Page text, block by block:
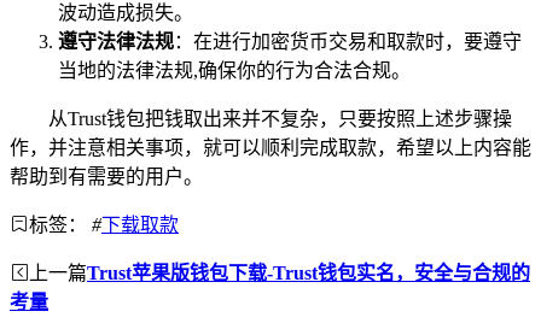
波动造成损失。
遵守法律法规：在进行加密货币交易和取款时，要遵守
当地的法律法规,确保你的行为合法合规。
从Trust钱包把钱取出来并不复杂，只要按照上述步骤操
作，并注意相关事项，就可以顺利完成取款，希望以上内容能
帮助到有需要的用户。
标签： #下载取款
上一篇Trust苹果版钱包下载-Trust钱包实名，安全与合规的
考量